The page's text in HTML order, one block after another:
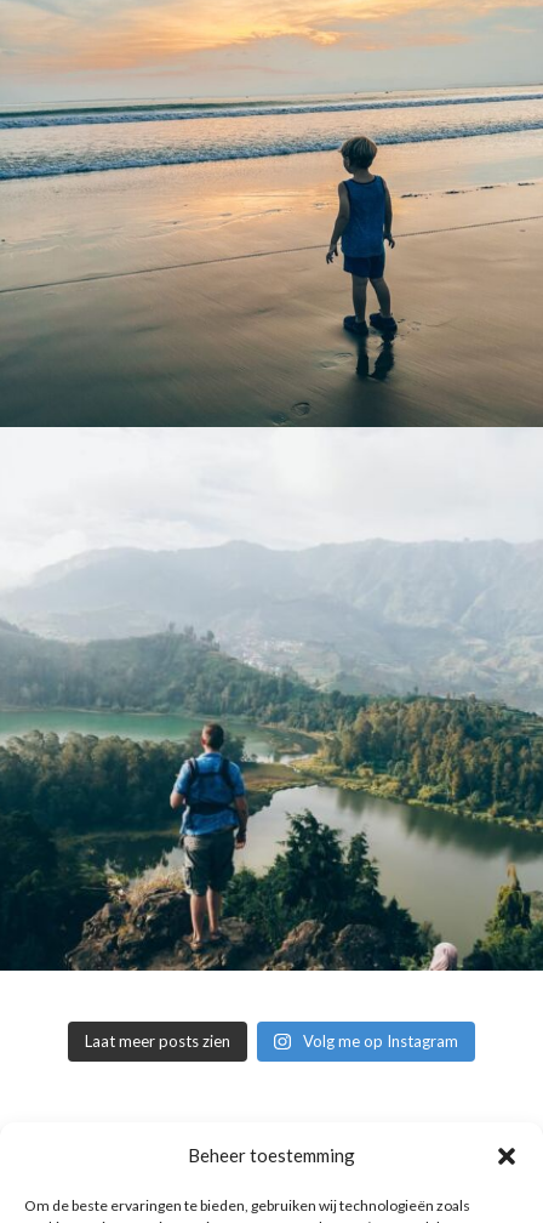
Beheer toestemming
Om de beste ervaringen te bieden, gebruiken wij technologieën zoals
Laat meer posts zien Volg me op Instagram
Copyright © 2016 Reismuts.nl - All rights reserved - Powered by